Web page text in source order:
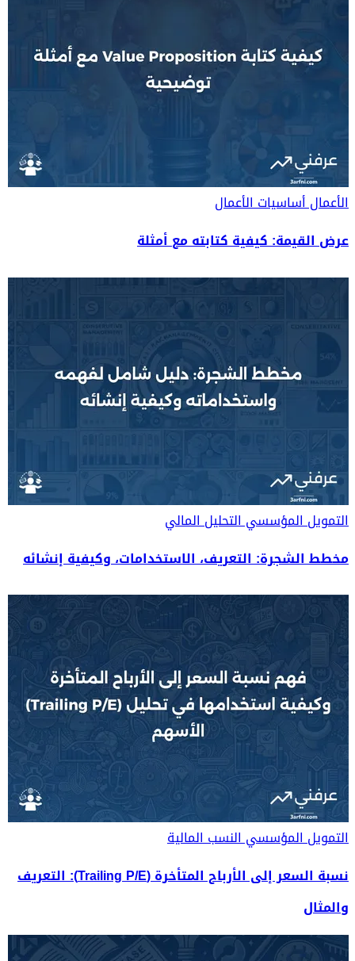
الأعمالأساسيات الأعمال
عرض القيمة: كيفية كتابته مع أمثلة
التمويل المؤسسيالتحليل المالي
مخطط الشجرة: التعريف، الاستخدامات، وكيفية إنشائه
التمويل المؤسسيالنسب المالية
نسبة السعر إلى الأرباح المتأخرة (Trailing P/E): التعريف
والمثال